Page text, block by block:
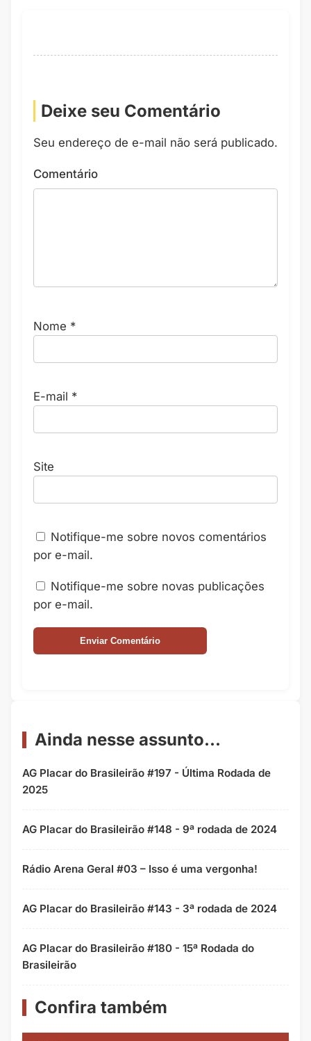
Deixe seu Comentário
Seu endereço de e-mail não será publicado.
Comentário
Nome *
E-mail *
Site
Notifique-me sobre novos comentários
por e-mail.
Notifique-me sobre novas publicações
por e-mail.
Ainda nesse assunto...
AG Placar do Brasileirão #197 - Última Rodada de
2025
AG Placar do Brasileirão #148 - 9ª rodada de 2024
Rádio Arena Geral #03 – Isso é uma vergonha!
AG Placar do Brasileirão #143 - 3ª rodada de 2024
AG Placar do Brasileirão #180 - 15ª Rodada do
Brasileirão
Confira também